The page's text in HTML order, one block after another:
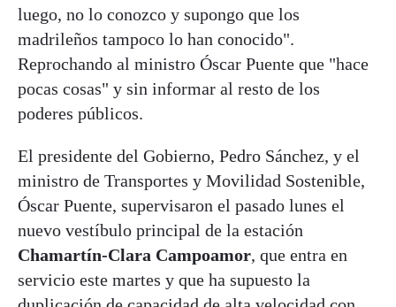
luego, no lo conozco y supongo que los
madrileños tampoco lo han conocido".
Reprochando al ministro Óscar Puente que "hace
pocas cosas" y sin informar al resto de los
poderes públicos.
El presidente del Gobierno, Pedro Sánchez, y el
ministro de Transportes y Movilidad Sostenible,
Óscar Puente, supervisaron el pasado lunes el
nuevo vestíbulo principal de la estación
Chamartín-Clara Campoamor, que entra en
servicio este martes y que ha supuesto la